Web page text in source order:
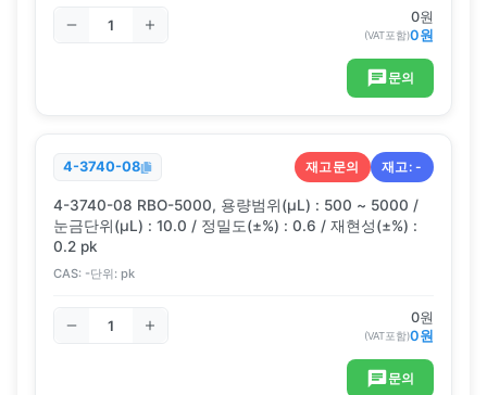
0원
(VAT포함)0원
문의
4-3740-08 재고문의 재고:-
4-3740-08 RBO-5000, 용량범위(μL) : 500 ~ 5000 /
눈금단위(μL) : 10.0 / 정밀도(±%) : 0.6 / 재현성(±%) :
0.2 pk
CAS: -단위: pk
0원
(VAT포함)0원
문의